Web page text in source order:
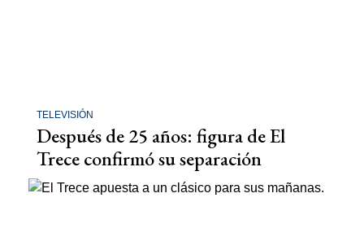
TELEVISIÓN
Después de 25 años: figura de El
Trece confirmó su separación